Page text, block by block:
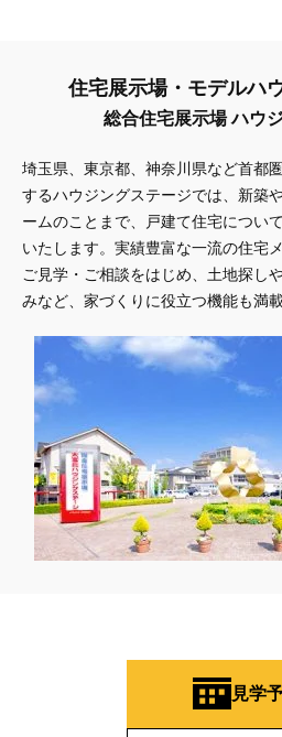
住宅展示場・モデルハ
総合住宅展示場 ハウ
埼玉県、東京都、神奈川県など首都
するハウジングステージでは、新築
ームのことまで、戸建て住宅につい
いたします。実績豊富な一流の住宅
ご見学・ご相談をはじめ、土地探し
みなど、家づくりに役立つ機能も満載
見学